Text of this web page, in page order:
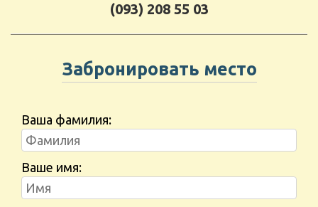
(093) 208 55 03
Забронировать место
Ваша фамилия:
Ваше имя: